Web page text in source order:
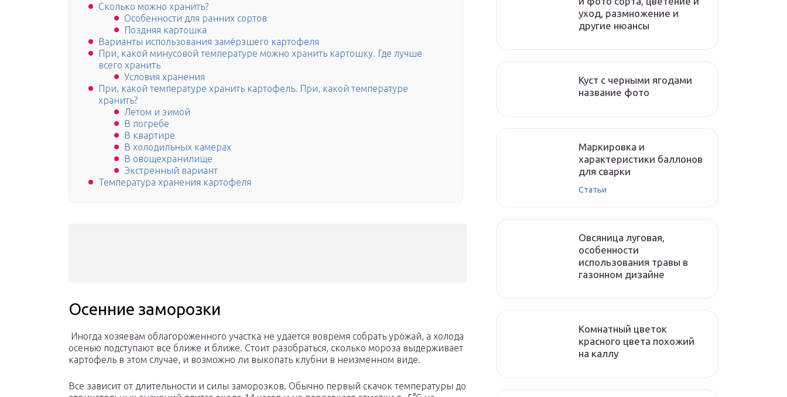
Сколько можно хранить?
Особенности для ранних сортов
Поздняя картошка
Варианты использования замёрзшего картофеля
При, какой минусовой температуре можно хранить картошку. Где лучше
всего хранить
Условия хранения
При, какой температуре хранить картофель. При, какой температуре
хранить?
Летом и зимой
В погребе
В квартире
В холодильных камерах
В овощехранилище
Экстренный вариант
Температура хранения картофеля
Осенние заморозки
Иногда хозяевам облагороженного участка не удается вовремя собрать урожай, а холода
осенью подступают все ближе и ближе. Стоит разобраться, сколько мороза выдерживает
картофель в этом случае, и возможно ли выкопать клубни в неизменном виде.
Все зависит от длительности и силы заморозков. Обычно первый скачок температуры до
уход, размножение и
другие нюансы
Куст с черными ягодами
название фото
Маркировка и
характеристики баллонов
для сварки
Статьи
Овсяница луговая,
особенности
использования травы в
газонном дизайне
Комнатный цветок
красного цвета похожий
на каллу